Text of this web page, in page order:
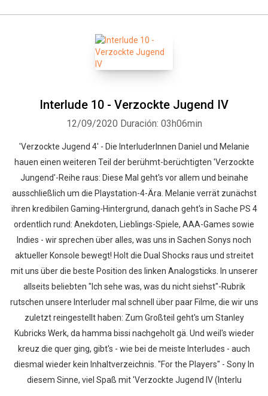
Interlude 10 - Verzockte Jugend IV
12/09/2020 Duración: 03h06min
'Verzockte Jugend 4' - Die InterluderInnen Daniel und Melanie
hauen einen weiteren Teil der berühmt-berüchtigten 'Verzockte
Jungend'-Reihe raus: Diese Mal geht's vor allem und beinahe
ausschließlich um die Playstation-4-Ära. Melanie verrät zunächst
ihren kredibilen Gaming-Hintergrund, danach geht's in Sache PS 4
ordentlich rund: Anekdoten, Lieblings-Spiele, AAA-Games sowie
Indies - wir sprechen über alles, was uns in Sachen Sonys noch
aktueller Konsole bewegt! Holt die Dual Shocks raus und streitet
mit uns über die beste Position des linken Analogsticks. In unserer
allseits beliebten "Ich sehe was, was du nicht siehst"-Rubrik
rutschen unsere Interluder mal schnell über paar Filme, die wir uns
zuletzt reingestellt haben: Zum Großteil geht's um Stanley
Kubricks Werk, da hamma bissi nachgeholt gä. Und weil's wieder
kreuz die quer ging, gibt's - wie bei de meiste Interludes - auch
diesmal wieder kein Inhaltverzeichnis. "For the Players" - Sony In
diesem Sinne, viel Spaß mit 'Verzockte Jugend IV (Interlu